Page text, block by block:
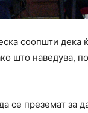
соопшти дека
што наведува,
се преземат за